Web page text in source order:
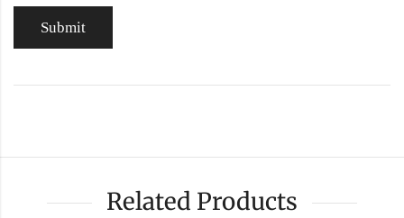
Related Products